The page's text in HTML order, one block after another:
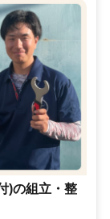
)の組立・整